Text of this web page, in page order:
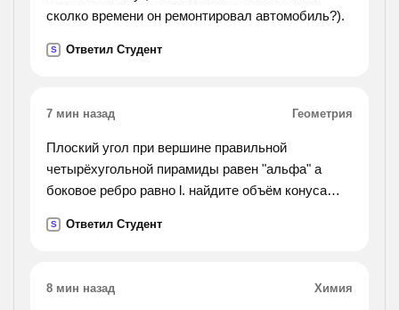
сколко времени он ремонтировал автомобиль?).
S Ответил Студент
7 мин назад Геометрия
Плоский угол при вершине правильной
четырёхугольной пирамиды равен "альфа" а
боковое ребро равно l. найдите объём конуса
S Ответил Студент
8 мин назад Химия